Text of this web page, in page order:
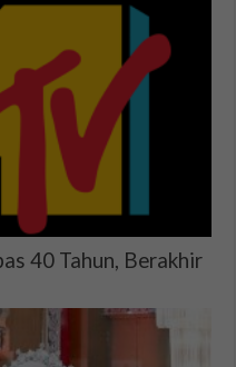
40 Tahun, Berakhir